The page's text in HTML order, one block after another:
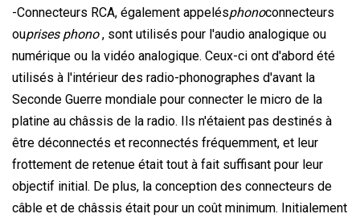
-Connecteurs RCA, également appelésphonoconnecteurs
ouprises phono, sont utilisés pour l'audio analogique ou
numérique ou la vidéo analogique. Ceux-ci ont d'abord été
utilisés à l'intérieur des radio-phonographes d'avant la
Seconde Guerre mondiale pour connecter le micro de la
platine au châssis de la radio. Ils n'étaient pas destinés à
être déconnectés et reconnectés fréquemment, et leur
frottement de retenue était tout à fait suffisant pour leur
objectif initial. De plus, la conception des connecteurs de
câble et de châssis était pour un coût minimum. Initialement